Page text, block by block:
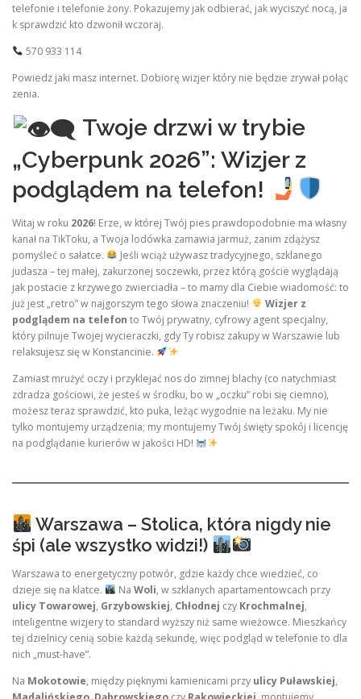
telefonie i telefonie żony. Pokazujemy jak odbierać, jak wyciszyć nocą, ja
k sprawdzić kto dzwonił wczoraj.
570 933 114
Powiedz jaki masz internet. Dobiorę wizjer który nie będzie zrywał połąc
zenia.
Twoje drzwi w trybie
„Cyberpunk 2026”: Wizjer z
podglądem na telefon!
Witaj w roku 2026! Erze, w której Twój pies prawdopodobnie ma własny
kanał na TikToku, a Twoja lodówka zamawia jarmuż, zanim zdążysz
pomyśleć o sałatce.
Jeśli wciąż używasz tradycyjnego, szklanego
judasza – tej małej, zakurzonej soczewki, przez którą goście wyglądają
jak postacie z krzywego zwierciadła – to mamy dla Ciebie wiadomość: to
już jest „retro” w najgorszym tego słowa znaczeniu!
Wizjer z
podglądem na telefon to Twój prywatny, cyfrowy agent specjalny,
który pilnuje Twojej wycieraczki, gdy Ty robisz zakupy w Warszawie lub
relaksujesz się w Konstancinie.
Zamiast mrużyć oczy i przyklejać nos do zimnej blachy (co natychmiast
zdradza gościowi, że jesteś w środku, bo w „oczku” robi się ciemno),
możesz teraz sprawdzić, kto puka, leżąc wygodnie na leżaku. My nie
tylko montujemy urządzenia; my montujemy Twój święty spokój i licencję
na podglądanie kurierów w jakości HD!
Warszawa – Stolica, która nigdy nie
śpi (ale wszystko widzi!)
Warszawa to energetyczny potwór, gdzie każdy chce wiedzieć, co
dzieje się na klatce.
Na Woli, w szklanych apartamentowcach przy
ulicy Towarowej, Grzybowskiej, Chłodnej czy Krochmalnej,
inteligentne wizjery to standard wyższy niż same wieżowce. Mieszkańcy
tej dzielnicy cenią sobie każdą sekundę, więc podgląd w telefonie to dla
nich „must-have”.
Na Mokotowie, między pięknymi kamienicami przy ulicy Puławskiej,